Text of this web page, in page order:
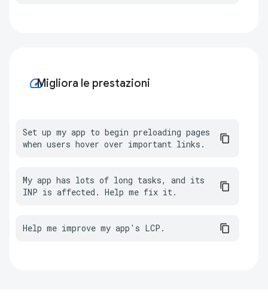
speedMigliora le prestazioni
Set up my app to begin preloading pages
when users hover over important links.
My app has lots of long tasks, and its
INP is affected. Help me fix it.
Help me improve my app's LCP.